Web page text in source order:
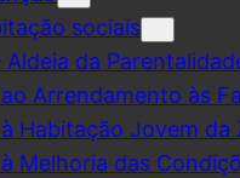
sociais
Aldeia da
Arrendamento às
Habitação Jovem da
Melhoria das